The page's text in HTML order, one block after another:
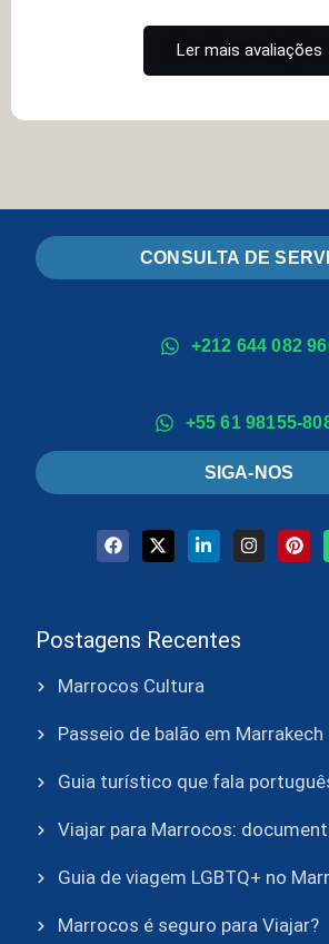
Ler mais avaliações
Postagens Recentes
Marrocos Cultura
Passeio de balão em Marrakech
Guia turístico que fala
Viajar para Marrocos:
Guia de viagem LGBTQ+ no
Marrocos é seguro para Viajar?
CONSULTA DE
+212 644 082
+55 61 98155-
SIGA-NOS